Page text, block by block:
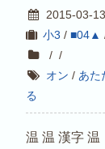
2015-
小3 / ■04▲
/ /
オン /あた
る
温 温 漢字 温